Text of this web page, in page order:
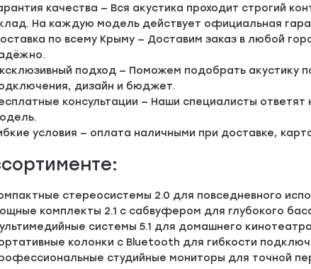
качества — Вся акустика проходит строгий
На каждую модель действует официальная
по всему Крыму — Доставим заказ в любой
подход — Поможем подобрать акустику
дизайн и бюджет.
консультации — Наши специалисты
условия — оплата наличными при доставке,
стереосистемы 2.0 для повседневного
комплекты 2.1 с сабвуфером для глубокого
системы 5.1 для домашнего
колонки с Bluetooth для гибкости
студийные мониторы для точной